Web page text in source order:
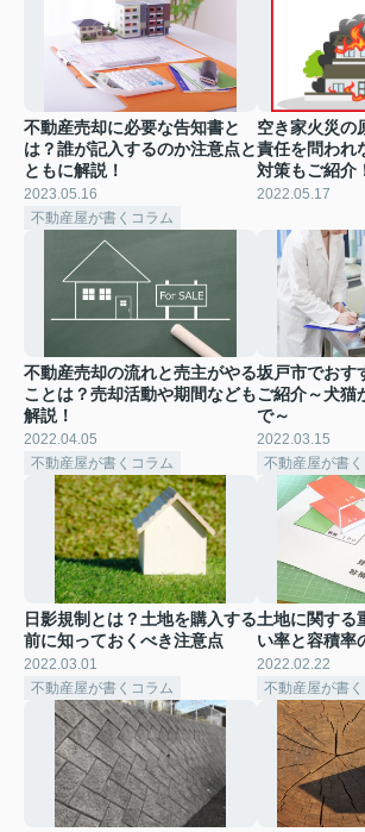
不動産売却に必要な告知書と
は？誰が記入するのか注意点と
ともに解説！
2023.05.16
不動産屋が書くコラム
空き家火災の
責任を問われ
対策もご紹介
2022.05.17
不動産売却の流れと売主がやる
ことは？売却活動や期間なども
解説！
2022.04.05
不動産屋が書くコラム
坂戸市でおす
ご紹介～犬猫
で～
2022.03.15
不動産屋が書
日影規制とは？土地を購入する
前に知っておくべき注意点
2022.03.01
不動産屋が書くコラム
土地に関する
い率と容積率
2022.02.22
不動産屋が書